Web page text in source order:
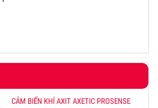
CẢM BIẾN KHÍ AXIT AXETIC PROSENSE